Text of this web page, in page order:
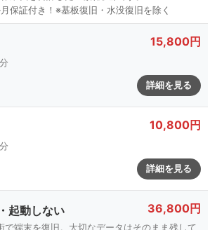
15,800円
詳細を見る
10,800円
詳細を見る
起動しない 36,800円
で端末を復旧。大切なデータはそのまま残して